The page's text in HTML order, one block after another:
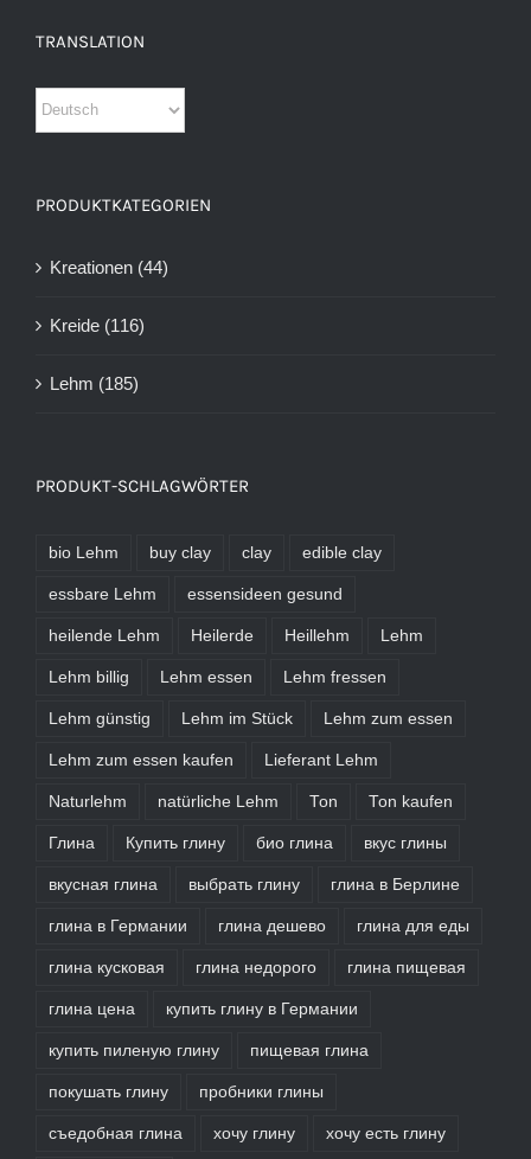
TRANSLATION
PRODUKTKATEGORIEN
Kreationen (44)
Kreide (116)
Lehm (185)
PRODUKT-SCHLAGWÖRTER
bio Lehm buy clay clay edible clay
essbare Lehm essensideen gesund
heilende Lehm Heilerde Heillehm Lehm
Lehm billig Lehm essen Lehm fressen
Lehm günstig Lehm im Stück Lehm zum essen
Lehm zum essen kaufen Lieferant Lehm
Naturlehm natürliche Lehm Ton Ton kaufen
Глина Купить глину био глина вкус глины
вкусная глина выбрать глину глина в Берлине
глина в Германии глина дешево глина для еды
глина кусковая глина недорого глина пищевая
глина цена купить глину в Германии
купить пиленую глину пищевая глина
покушать глину пробники глины
съедобная глина хочу глину хочу есть глину